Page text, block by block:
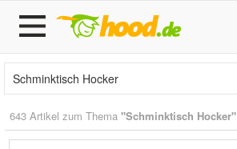
643 Artikel zum Thema "Schminktisch Hocker"